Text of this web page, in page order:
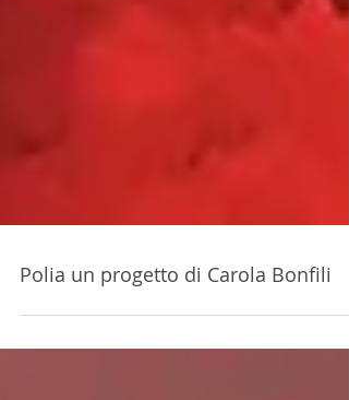
Polia un progetto di Carola Bonfili